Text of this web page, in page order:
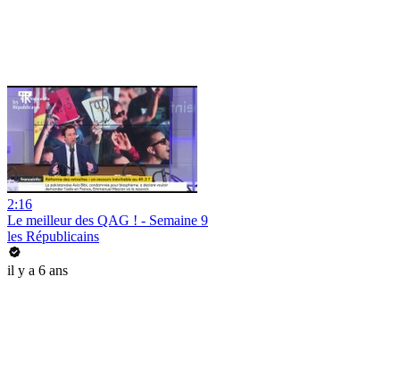
2:16
Le meilleur des QAG ! - Semaine 9
les Républicains
il y a 6 ans